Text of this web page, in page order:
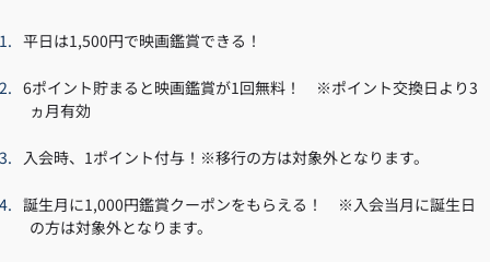
平日は1,500円で映画鑑賞できる！
6ポイント貯まると映画鑑賞が1回無料！ ※ポイント交換日より3
ヵ月有効
入会時、1ポイント付与！※移行の方は対象外となります。
誕生月に1,000円鑑賞クーポンをもらえる！ ※入会当月に誕生日
の方は対象外となります。